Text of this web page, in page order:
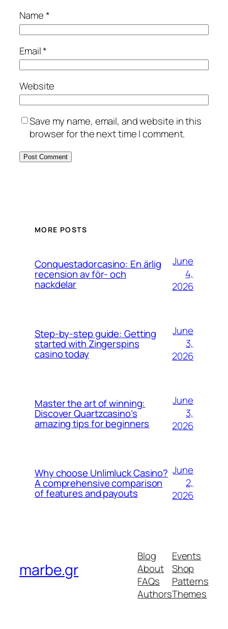
Name*
Email*
Website
Save my name, email, and website in this
browser for the next time I comment.
MORE POSTS
Conquestadorcasino: En ärlig
recension av för- och
nackdelar
June
4,
2026
Step-by-step guide: Getting
started with Zingerspins
casino today
June
3,
2026
Master the art of winning:
Discover Quartzcasino’s
amazing tips for beginners
June
3,
2026
Why choose Unlimluck Casino?
A comprehensive comparison
of features and payouts
June
2,
2026
marbe.gr
Blog
About
FAQs
Authors
Events
Shop
Patterns
Themes